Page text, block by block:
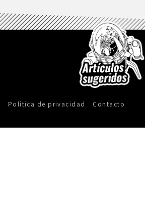
Política de privacidad Contacto